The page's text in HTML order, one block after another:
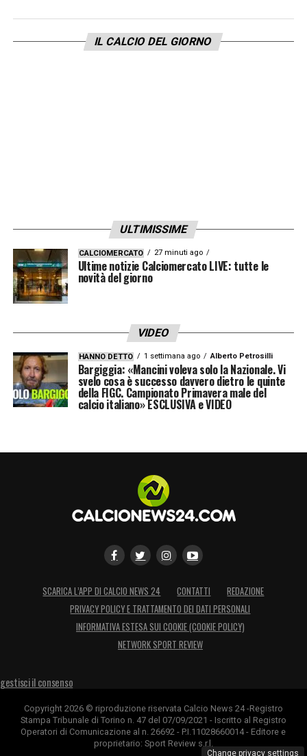
IL CALCIO DEL GIORNO
ULTIMISSIME
CALCIOMERCATO 27 minuti ago
Ultime notizie Calciomercato LIVE: tutte le
novità del giorno
VIDEO
HANNO DETTO 1 settimana ago Alberto Petrosilli
Bargiggia: «Mancini voleva solo la Nazionale. Vi
svelo cosa è successo davvero dietro le quinte
della FIGC. Campionato Primavera male del
calcio italiano» ESCLUSIVA e VIDEO
SCARICA L’APP DI CALCIO NEWS 24 CONTATTI
REDAZIONE
PRIVACY POLICY E TRATTAMENTO DEI DATI PERSONALI
INFORMATIVA ESTESA SUI COOKIE (COOKIE POLICY)
NETWORK SPORT REVIEW
gestisci il consenso
Copyright 2026 © riproduzione riservata Calcio News 24 -Registro
Stampa Tribunale di Torino n. 47 del 07/09/2021 - Iscritto al Registro
Operatori di Comunicazione al n. 26692 - P.I.11028660014 - Editore e
proprietario: Sport Review s.r.l.
Change privacy settings